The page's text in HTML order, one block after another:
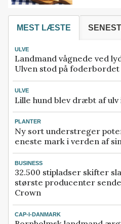
MEST LÆSTE
ULVE
Landmand vågnede ved
Ulven stod på foderbordet
ULVE
Lille hund blev dræbt af ulv
PLANTER
Ny sort understreger
eneste mark i verden af
BUSINESS
32.500 stipladser skifter
største producenter
Crown
CAP-I-DANMARK